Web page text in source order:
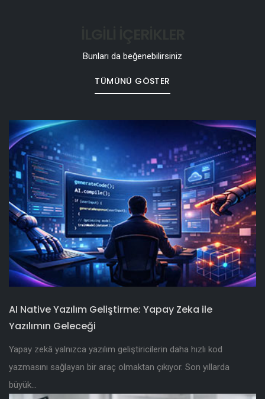
Bunları da beğenebilirsiniz
TÜMÜNÜ GÖSTER
AI Native Yazılım Geliştirme: Yapay Zeka ile
Yazılımın Geleceği
Yapay zekâ yalnızca yazılım geliştiricilerin daha hızlı kod
yazmasını sağlayan bir araç olmaktan çıkıyor. Son yıllarda
büyük...